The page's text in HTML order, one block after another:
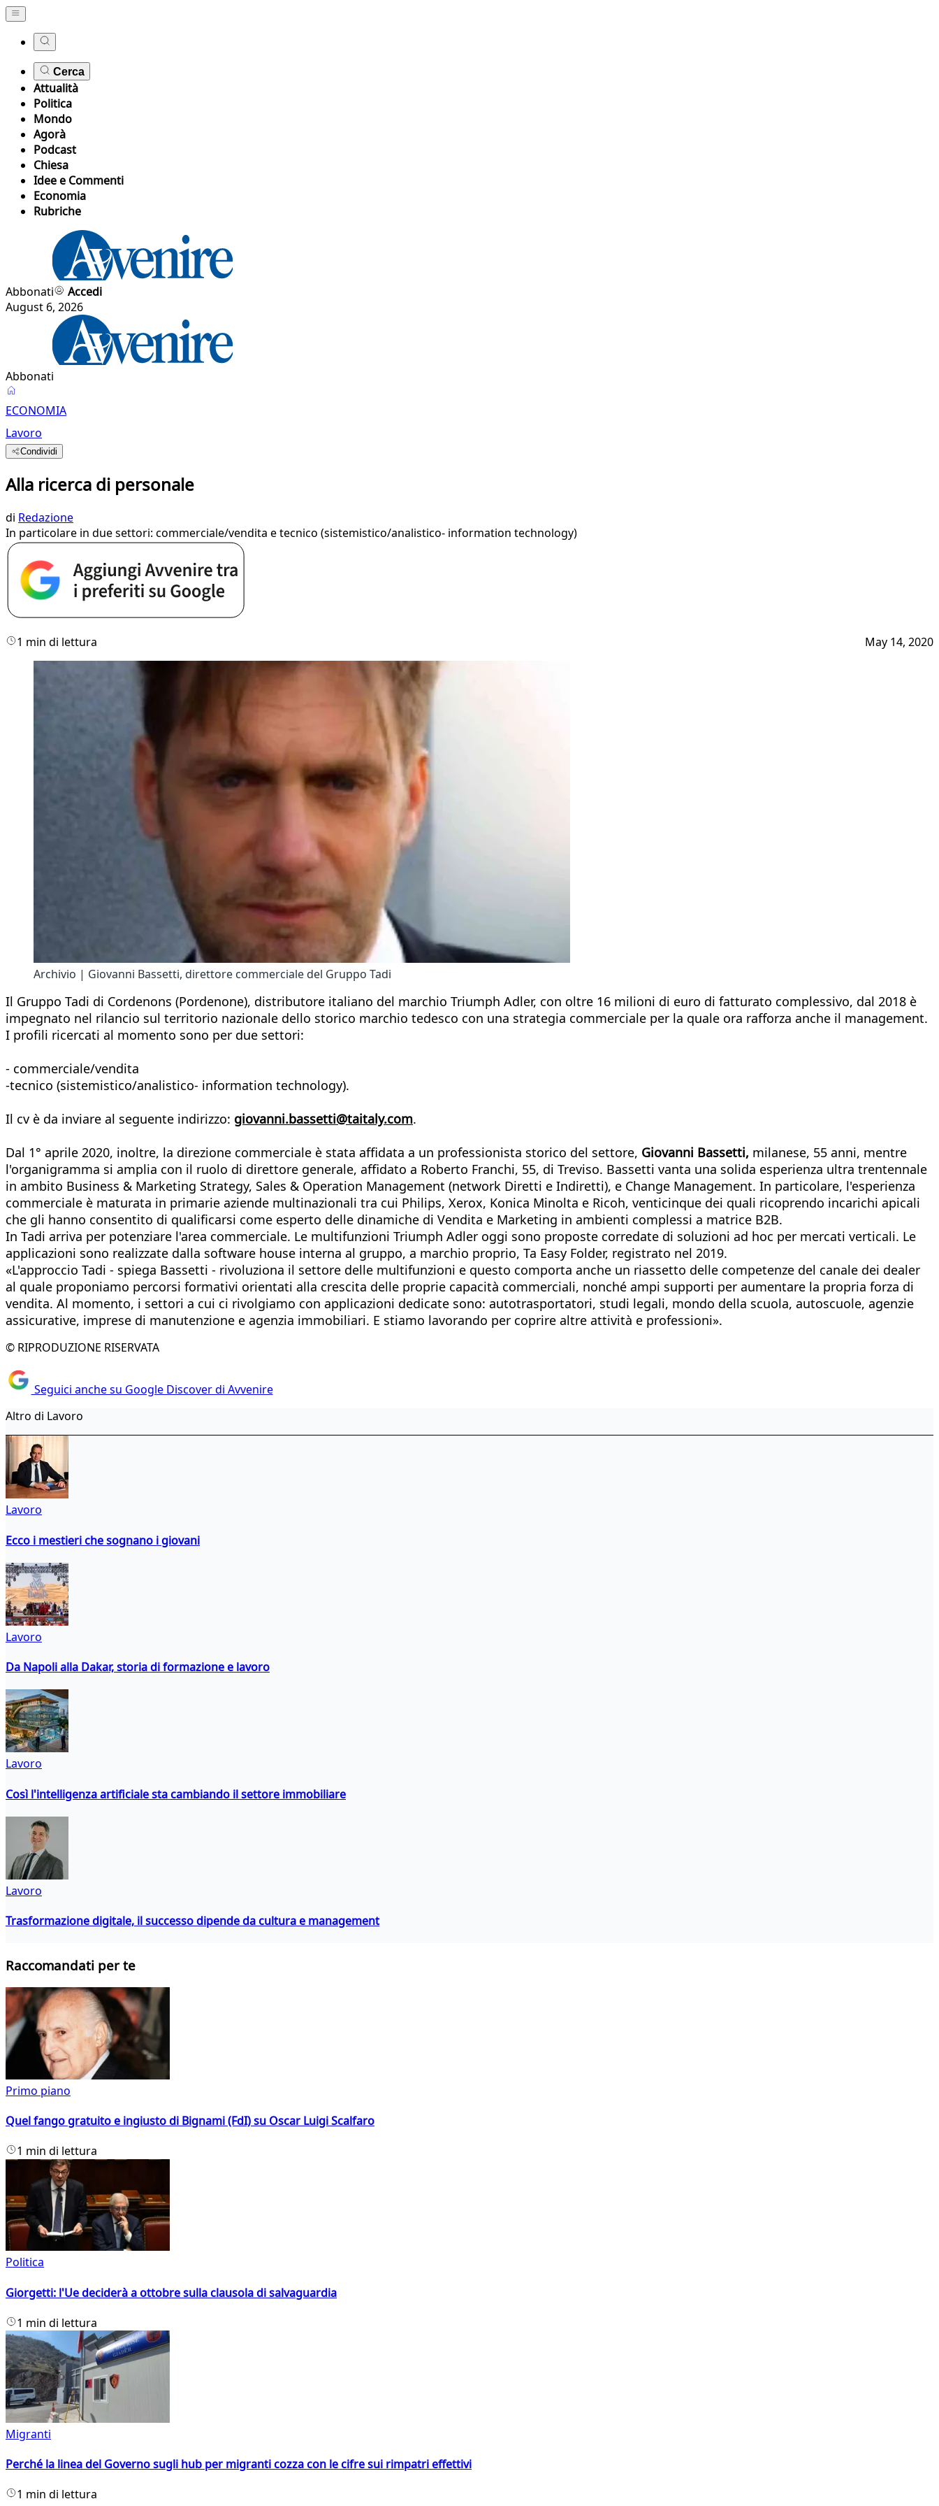
Cerca
Attualità
Politica
Mondo
Agorà
Podcast
Chiesa
Idee e Commenti
Economia
Rubriche
Abbonati
Accedi
August 6, 2026
Abbonati
ECONOMIA
Lavoro
Condividi
Alla ricerca di personale
di Redazione
In particolare in due settori: commerciale/vendita e tecnico (sistemistico/analistico- information technology)
1 min di lettura May 14, 2020
Archivio | Giovanni Bassetti, direttore commerciale del Gruppo Tadi
Il Gruppo Tadi di Cordenons (Pordenone), distributore italiano del marchio Triumph Adler, con oltre 16 milioni di euro di fatturato complessivo, dal 2018 è
impegnato nel rilancio sul territorio nazionale dello storico marchio tedesco con una strategia commerciale per la quale ora rafforza anche il management.
I profili ricercati al momento sono per due settori:
- commerciale/vendita
-tecnico (sistemistico/analistico- information technology).
Il cv è da inviare al seguente indirizzo: giovanni.bassetti@taitaly.com.
Dal 1° aprile 2020, inoltre, la direzione commerciale è stata affidata a un professionista storico del settore, Giovanni Bassetti, milanese, 55 anni, mentre
l'organigramma si amplia con il ruolo di direttore generale, affidato a Roberto Franchi, 55, di Treviso. Bassetti vanta una solida esperienza ultra trentennale
in ambito Business & Marketing Strategy, Sales & Operation Management (network Diretti e Indiretti), e Change Management. In particolare, l'esperienza
commerciale è maturata in primarie aziende multinazionali tra cui Philips, Xerox, Konica Minolta e Ricoh, venticinque dei quali ricoprendo incarichi apicali
che gli hanno consentito di qualificarsi come esperto delle dinamiche di Vendita e Marketing in ambienti complessi a matrice B2B.
In Tadi arriva per potenziare l'area commerciale. Le multifunzioni Triumph Adler oggi sono proposte corredate di soluzioni ad hoc per mercati verticali. Le
applicazioni sono realizzate dalla software house interna al gruppo, a marchio proprio, Ta Easy Folder, registrato nel 2019.
«L'approccio Tadi - spiega Bassetti - rivoluziona il settore delle multifunzioni e questo comporta anche un riassetto delle competenze del canale dei dealer
al quale proponiamo percorsi formativi orientati alla crescita delle proprie capacità commerciali, nonché ampi supporti per aumentare la propria forza di
vendita. Al momento, i settori a cui ci rivolgiamo con applicazioni dedicate sono: autotrasportatori, studi legali, mondo della scuola, autoscuole, agenzie
assicurative, imprese di manutenzione e agenzia immobiliari. E stiamo lavorando per coprire altre attività e professioni».
© RIPRODUZIONE RISERVATA
Seguici anche su Google Discover di Avvenire
Altro di Lavoro
Lavoro
Ecco i mestieri che sognano i giovani
Lavoro
Da Napoli alla Dakar, storia di formazione e lavoro
Lavoro
Così l'intelligenza artificiale sta cambiando il settore immobiliare
Lavoro
Trasformazione digitale, il successo dipende da cultura e management
Raccomandati per te
Primo piano
Quel fango gratuito e ingiusto di Bignami (FdI) su Oscar Luigi Scalfaro
1 min di lettura
Politica
Giorgetti: l'Ue deciderà a ottobre sulla clausola di salvaguardia
1 min di lettura
Migranti
Perché la linea del Governo sugli hub per migranti cozza con le cifre sui rimpatri effettivi
1 min di lettura